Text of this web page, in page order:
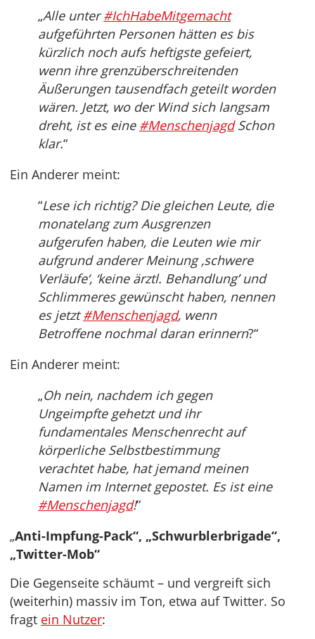
„Alle unter#IchHabeMitgemacht
aufgeführten Personen hätten es bis
kürzlich noch aufs heftigste gefeiert,
wenn ihre grenzüberschreitenden
Äußerungen tausendfach geteilt worden
wären. Jetzt, wo der Wind sich langsam
dreht, ist es eine #MenschenjagdSchon
klar.“
Ein Anderer meint:
“Lese ich richtig? Die gleichen Leute, die
monatelang zum Ausgrenzen
aufgerufen haben, die Leuten wie mir
aufgrund anderer Meinung ‚schwere
Verläufe‘, ‘keine ärztl. Behandlung’ und
Schlimmeres gewünscht haben, nennen
es jetzt#Menschenjagd, wenn
Betroffene nochmal daran erinnern?“
Ein Anderer meint:
„Oh nein, nachdem ich gegen
Ungeimpfte gehetzt und ihr
fundamentales Menschenrecht auf
körperliche Selbstbestimmung
verachtet habe, hat jemand meinen
Namen im Internet gepostet. Es ist eine
#Menschenjagd!”
„Anti-Impfung-Pack“, „Schwurblerbrigade“,
„Twitter-Mob“
Die Gegenseite schäumt – und vergreift sich
(weiterhin) massiv im Ton, etwa auf Twitter. So
fragt ein Nutzer: